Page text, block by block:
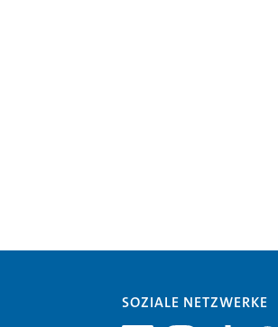
SOZIALE NETZWERKE